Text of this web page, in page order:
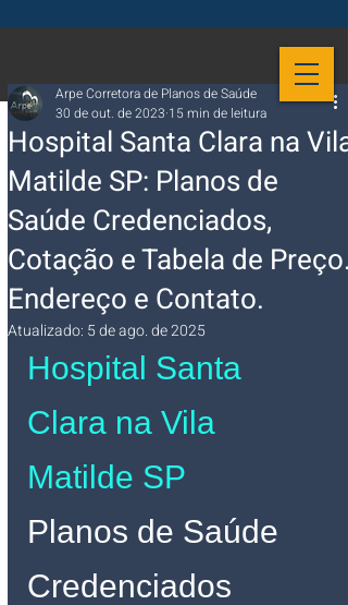
Hospital Santa Clara na Vila
Matilde SP: Planos de
Saúde Credenciados,
Cotação e Tabela de Preço.
Endereço e Contato.
Arpe Corretora de Planos de Saúde
30 de out. de 2023 15 min de leitura
Atualizado: 5 de ago. de 2025
Hospital Santa
Clara na Vila
Matilde SP
Planos de Saúde
Credenciados